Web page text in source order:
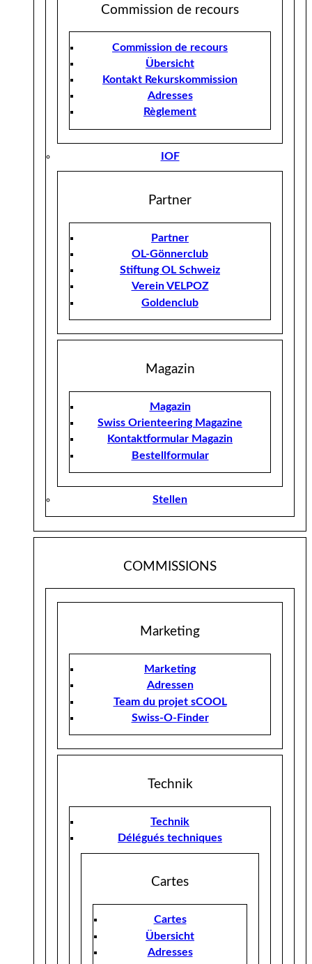
Commission de recours
Commission de recours
Übersicht
Kontakt Rekurskommission
Adresses
Règlement
IOF
Partner
Partner
OL-Gönnerclub
Stiftung OL Schweiz
Verein VELPOZ
Goldenclub
Magazin
Magazin
Swiss Orienteering Magazine
Kontaktformular Magazin
Bestellformular
Stellen
COMMISSIONS
Marketing
Marketing
Adressen
Team du projet sCOOL
Swiss-O-Finder
Technik
Technik
Délégués techniques
Cartes
Cartes
Übersicht
Adresses